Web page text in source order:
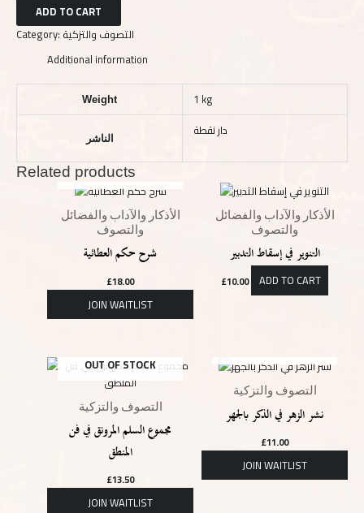
ADD TO CART
Category: التصوف والتزكية
Additional information
Weight 1 kg
الناشر دار نقطة
Related products
OUT OF STOCK
الأذكار والآداب والفضائل
والتصوف
شرح حكم العطائية
£18.00
الأذكار والآداب والفضائل
والتصوف
التنوير في إسقاط التدبير
£10.00 ADD TO CART
OUT OF STOCK
التصوف والتزكية
مجموع السلم المرونق في فن
المنطق
£13.50
التصوف والتزكية
نشر الزهر في الذكر بالجهر
£11.00